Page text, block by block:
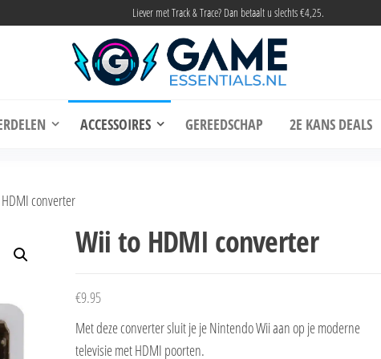
Liever met Track & Trace? Dan betaalt u slechts €4,25.
Essentials
ACCESSOIRES GEREEDSCHAP 2E KANS DEALS
converter
Wii to HDMI converter
€9.95
Met deze converter sluit je je Nintendo Wii aan op je moderne
televisie met HDMI poorten.